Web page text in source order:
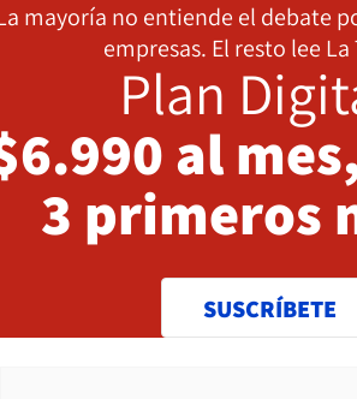
mayoría no entiende el debate
empresas. El resto lee La
Plan
al
3 primeros
SUSCRÍBETE